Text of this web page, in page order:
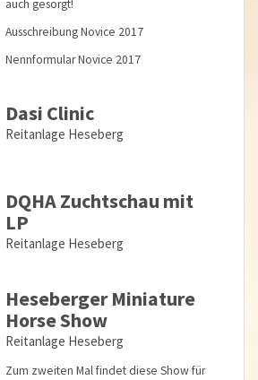
auch gesorgt!
Ausschreibung Novice 2017
Nennformular Novice 2017
Dasi Clinic
Reitanlage Heseberg
DQHA Zuchtschau mit
LP
Reitanlage Heseberg
Heseberger Miniature
Horse Show
Reitanlage Heseberg
Zum zweiten Mal findet diese Show für